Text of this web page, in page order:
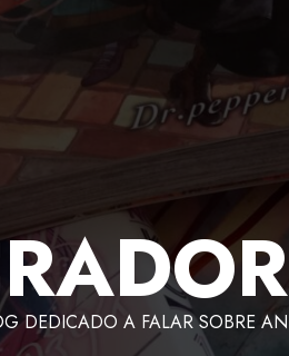
DEDICADO A FALAR SOBRE